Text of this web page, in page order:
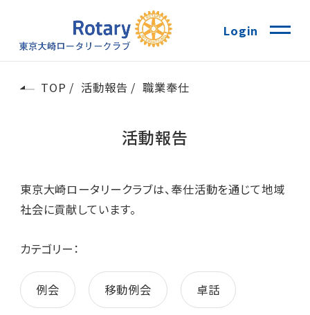
Login
TOP 活動報告 職業奉仕
活動報告
東京大崎ロータリークラブは、奉仕活動を通じて地域
社会に貢献しています。
カテゴリー：
例会 移動例会 卓話